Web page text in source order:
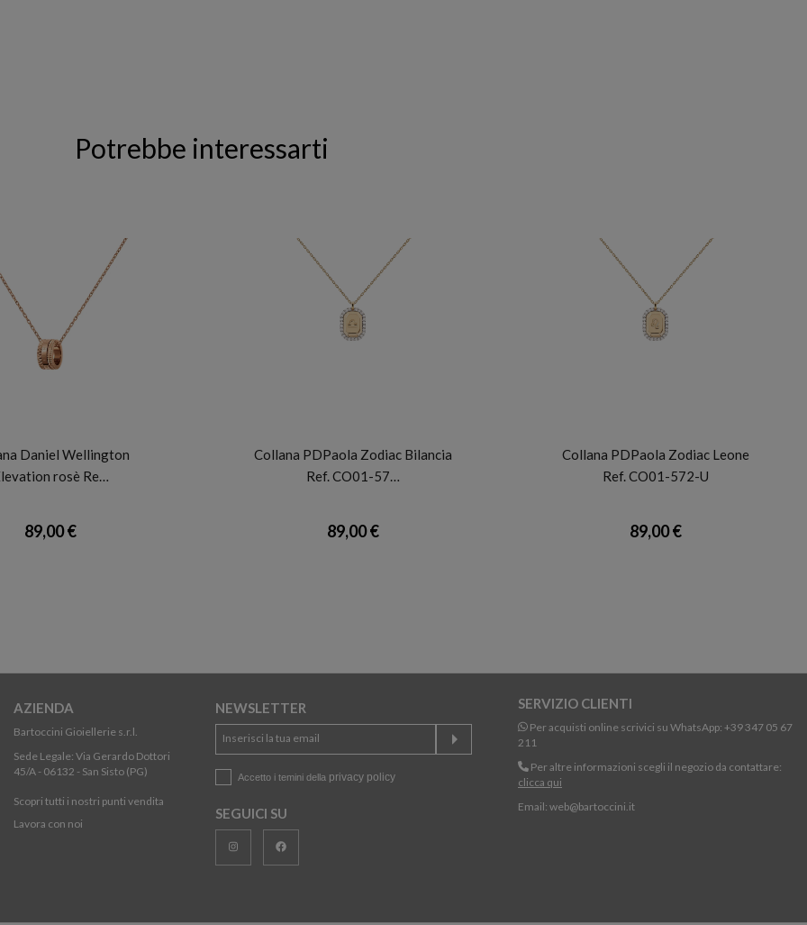
Potrebbe interessarti
Daniel Wellington
rosè Re…
89,00 €
Collana PDPaola Zodiac Bilancia
Ref. CO01-57…
89,00 €
Collana PDPaola Zodiac Leone
Ref. CO01-572-U
89,00 €
AZIENDA
Bartoccini Gioiellerie s.r.l.
Sede Legale: Via Gerardo Dottori
45/A - 06132 - San Sisto (PG)
Scopri tutti i nostri punti vendita
Lavora con noi
NEWSLETTER
Accetto i temini della privacy policy
SEGUICI SU
SERVIZIO CLIENTI
Per acquisti online scrivici su WhatsApp: +39 347 05 67
211
Per altre informazioni scegli il negozio da contattare:
clicca qui
Email: web@bartoccini.it